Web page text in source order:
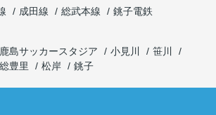
成田線 総武本線
銚子電鉄
鹿島サッカースタジア 小見川
笹川
豊里 松岸 銚子